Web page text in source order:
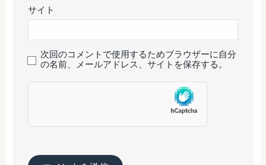
サイト
次回のコメントで使用するためブラウザーに自分
の名前、メールアドレス、サイトを保存する。